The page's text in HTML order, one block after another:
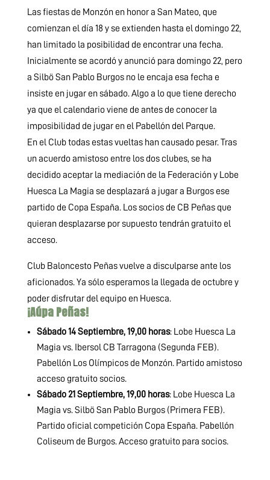
Las fiestas de Monzón en honor a San Mateo, que
comienzan el día 18 y se extienden hasta el domingo 22,
han limitado la posibilidad de encontrar una fecha.
Inicialmente se acordó y anunció para domingo 22, pero
a Silbö San Pablo Burgos no le encaja esa fecha e
insiste en jugar en sábado. Algo a lo que tiene derecho
ya que el calendario viene de antes de conocer la
imposibilidad de jugar en el Pabellón del Parque.
En el Club todas estas vueltas han causado pesar. Tras
un acuerdo amistoso entre los dos clubes, se ha
decidido aceptar la mediación de la Federación y Lobe
Huesca La Magia se desplazará a jugar a Burgos ese
partido de Copa España. Los socios de CB Peñas que
quieran desplazarse por supuesto tendrán gratuito el
acceso.
Club Baloncesto Peñas vuelve a disculparse ante los
aficionados. Ya sólo esperamos la llegada de octubre y
poder disfrutar del equipo en Huesca.
¡Aúpa Peñas!
Sábado 14 Septiembre, 19,00 horas: Lobe Huesca La
Magia vs. Ibersol CB Tarragona (Segunda FEB).
Pabellón Los Olímpicos de Monzón. Partido amistoso
acceso gratuito socios.
Sábado 21 Septiembre, 19,00 horas: Lobe Huesca La
Magia vs. Silbö San Pablo Burgos (Primera FEB).
Partido oficial competición Copa España. Pabellón
Coliseum de Burgos. Acceso gratuito para socios.